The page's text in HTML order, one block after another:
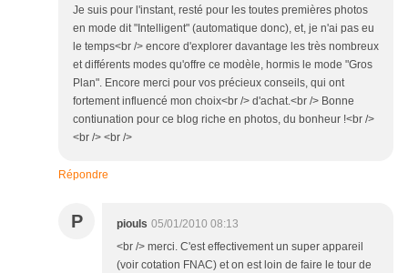
Je suis pour l'instant, resté pour les toutes premières photos
en mode dit "Intelligent" (automatique donc), et, je n'ai pas eu
le temps<br /> encore d'explorer davantage les très nombreux
et différents modes qu'offre ce modèle, hormis le mode "Gros
Plan". Encore merci pour vos précieux conseils, qui ont
fortement influencé mon choix<br /> d'achat.<br /> Bonne
contiunation pour ce blog riche en photos, du bonheur !<br />
<br /> <br />
Répondre
P piouls 05/01/2010 08:13
<br /> merci. C'est effectivement un super appareil
(voir cotation FNAC) et on est loin de faire le tour de